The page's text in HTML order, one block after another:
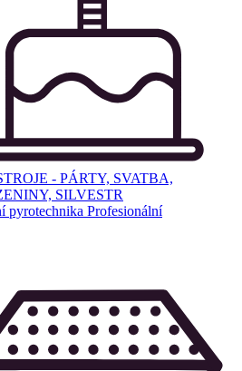
- PÁRTY, SVATBA,
SILVESTR
Profesionální